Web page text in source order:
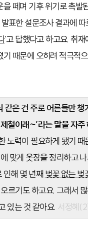
을 떼며 기후 위기로 촉발
표한 설문조사 결과에
’고 답했다고 하고요. 취
때문에 오히려 적극적
같은 건 주로 어른들만 챙
철이래~’라는 말을 자주
노력이 필요하게 됐기 때
맞게 옷장을 정리하고
인해 몇 년째 벚꽃 없는 벚
르기도 하고요. 그래서 많
있는 것 같아요. 서정혜